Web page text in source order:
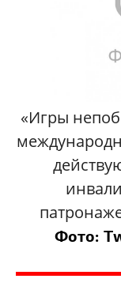
«Игры
Фото: